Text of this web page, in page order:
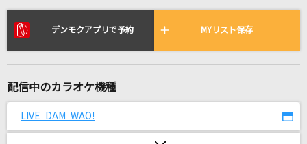
リアルタイムで歌われている曲の一覧
BONBON GiRL
デンモクアプリで予約 MYリスト保存
配信中のカラオケ機種
LIVE DAM WAO!